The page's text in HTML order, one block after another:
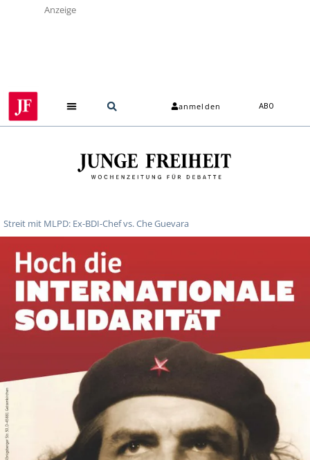
Anzeige
anmelden ABO
Streit mit MLPD: Ex-BDI-Chef vs. Che Guevara